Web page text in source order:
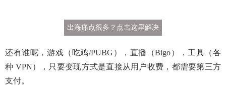
出海痛点很多？点击这里解决
还有谁呢，游戏（吃鸡/PUBG），直播（Bigo），工具（各
种 VPN），只要变现方式是直接从用户收费，都需要第三方
支付。